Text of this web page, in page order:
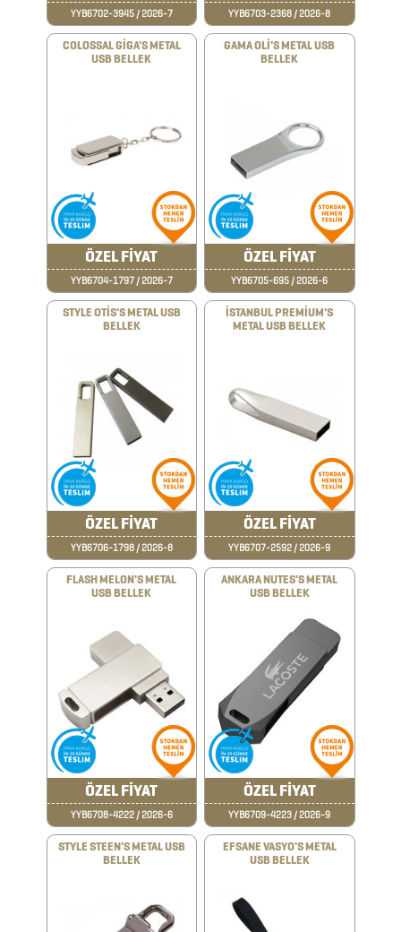
AYNALAR
ALTLIKLARI
YETİŞTİRME
ÜRÜNLERİ
BLOKNOTLAR
ÇAKMAKLAR
MATARA
KARAF
ÇANTALAR
TARİHSİZ
AJANDA
TEKNOLOJİK
ÜRÜNLER
YYB6702-3945 / 2026-7 YYB6703-2368 / 2026-8
COLOSSAL GİGA'S METAL
USB BELLEK
ÖZEL FİYAT
YYB6704-1797 / 2026-7
GAMA OLİ'S METAL USB
BELLEK
ÖZEL FİYAT
YYB6705-695 / 2026-6
STYLE OTİS'S METAL USB
BELLEK
ÖZEL FİYAT
YYB6706-1798 / 2026-8
İSTANBUL PREMİUM'S
METAL USB BELLEK
ÖZEL FİYAT
YYB6707-2592 / 2026-9
FLASH MELON'S METAL
USB BELLEK
ÖZEL FİYAT
YYB6708-4222 / 2026-6
ANKARA NUTES'S METAL
USB BELLEK
ÖZEL FİYAT
YYB6709-4223 / 2026-9
STYLE STEEN'S METAL USB
BELLEK
EFSANE VASYO'S METAL
USB BELLEK